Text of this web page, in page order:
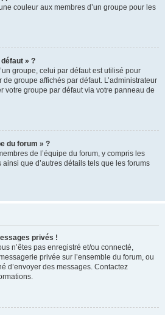
couleur aux membres d’un groupe pour les
défaut » ?
groupe, celui par défaut est utilisé pour
groupe affichés par défaut. L’administrateur
votre groupe par défaut via votre panneau de
du forum » ?
de l’équipe du forum, y compris les
que d’autres détails tels que les forums
privés !
n’êtes pas enregistré et/ou connecté,
privée sur l’ensemble du forum, ou
d’envoyer des messages. Contactez